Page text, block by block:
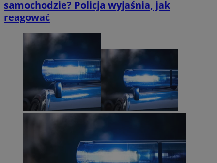
samochodzie? Policja wyjaśnia, jak
reagować